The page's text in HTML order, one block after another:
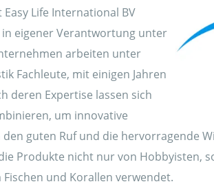
Life International BV
eigener Verantwortung unter
arbeiten unter
Fachleute, mit einigen Jahren
deren Expertise lassen sich
um innovative
guten Ruf und die hervorragende
Produkte nicht nur von Hobbyisten,
und Korallen verwendet.